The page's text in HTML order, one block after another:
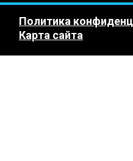
Политика
Карта сайта